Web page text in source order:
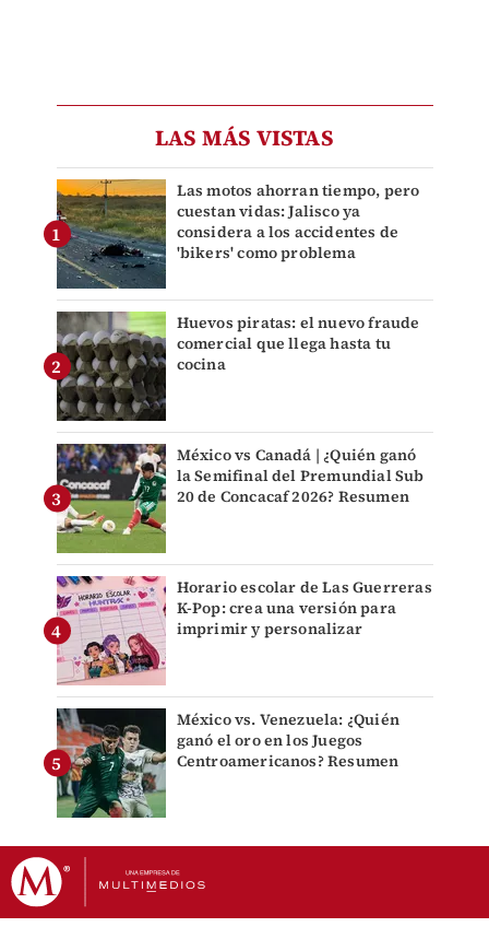
LAS MÁS VISTAS
Las motos ahorran tiempo, pero
cuestan vidas: Jalisco ya
considera a los accidentes de
'bikers' como problema
Huevos piratas: el nuevo fraude
comercial que llega hasta tu
cocina
México vs Canadá | ¿Quién ganó
la Semifinal del Premundial Sub
20 de Concacaf 2026? Resumen
Horario escolar de Las Guerreras
K-Pop: crea una versión para
imprimir y personalizar
México vs. Venezuela: ¿Quién
ganó el oro en los Juegos
Centroamericanos? Resumen